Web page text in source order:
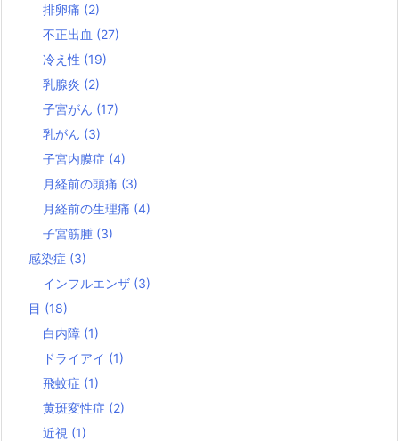
排卵痛 (2)
不正出血 (27)
冷え性 (19)
乳腺炎 (2)
子宮がん (17)
乳がん (3)
子宮内膜症 (4)
月経前の頭痛 (3)
月経前の生理痛 (4)
子宮筋腫 (3)
感染症 (3)
インフルエンザ (3)
目 (18)
白内障 (1)
ドライアイ (1)
飛蚊症 (1)
黄斑変性症 (2)
近視 (1)